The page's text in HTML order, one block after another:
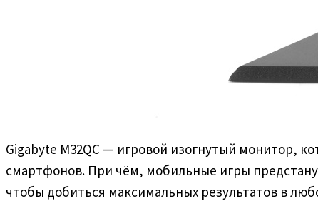
Gigabyte M32QC — игровой изогнутый монитор,
смартфонов. При чём, мобильные игры
чтобы добиться максимальных результатов в